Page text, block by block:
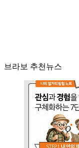
브라보 추천뉴스